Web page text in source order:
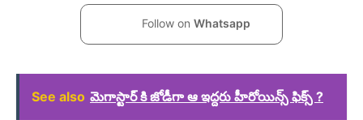
Follow on Whatsapp
See also మెగాస్టార్ కి జోడీగా ఆ ఇద్దరు హీరోయిన్స్ ఫిక్స్ ?